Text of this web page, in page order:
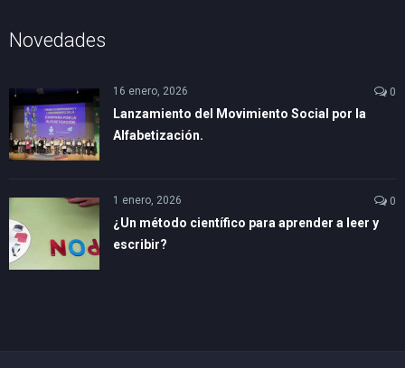
Novedades
16 enero, 2026 0
Lanzamiento del Movimiento Social por la
Alfabetización.
1 enero, 2026 0
¿Un método científico para aprender a leer y
escribir?